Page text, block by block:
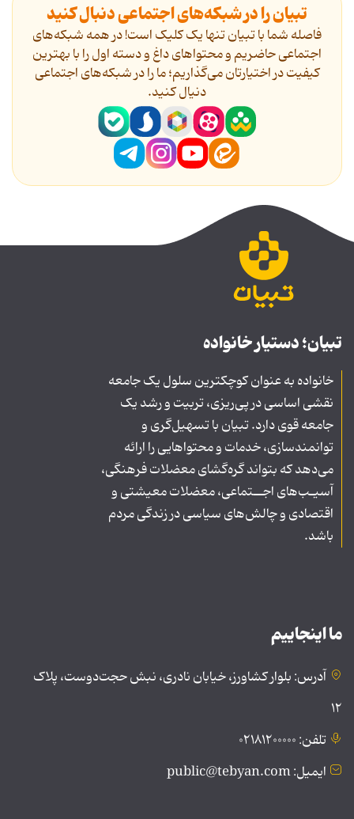
تبیان را در شبکه‌های اجتماعی دنبال کنید
فاصله شما با تبیان تنها یک کلیک است! در همه شبکه‌های
اجتماعی حاضریم و محتواهای داغ و دسته اول را با بهترین
کیفیت در اختیارتان می‌گذاریم؛ ما را در شبکه‌های اجتماعی
دنیال کنید.
تبیان؛ دستیار خانواده
خانواده به عنوان کوچکترین سلول یک جامعه
نقشی اساسی در پی‌ریزی، تربیت و رشد یک
جامعه قوی دارد. تبیان با تسهیل‌گری و
توانمندسازی، خدمات و محتواهایی را ارائه
می‌دهد که بتواند گره‌گشای معضلات فرهنگی،
آسیـب‌های اجــتماعی، معضلات معیشتی و
اقتصادی و چالش‌های سیاسی در زندگی مردم
باشد.
ما اینجاییم
آدرس: بلوار کشاورز، خیابان نادری، نبش حجت‌دوست، پلاک
۱۲
تلفن: ۰۲۱۸۱۲۰۰۰۰۰
ایمیل: public@tebyan.com